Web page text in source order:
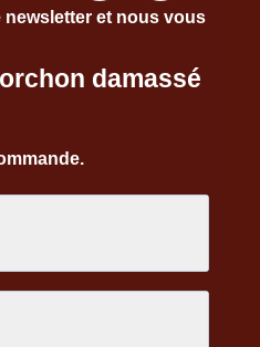
newsletter et nous vous
damassé